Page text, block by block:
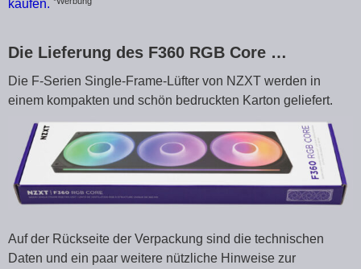
kaufen.
Die Lieferung des F360 RGB Core …
Die F-Serien Single-Frame-Lüfter von NZXT werden in
einem kompakten und schön bedruckten Karton geliefert.
Auf der Rückseite der Verpackung sind die technischen
Daten und ein paar weitere nützliche Hinweise zur